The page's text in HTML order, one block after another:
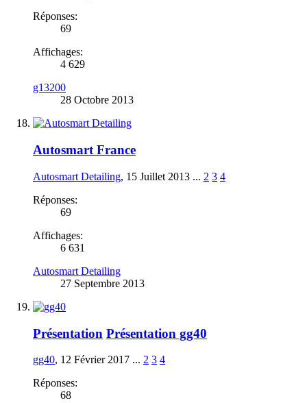
Réponses:
69
Affichages:
4 629
g13200
28 Octobre 2013
Autosmart France
Autosmart Detailing, 15 Juillet 2013 ... 2 3 4
Réponses:
69
Affichages:
6 631
Autosmart Detailing
27 Septembre 2013
Présentation Présentation gg40
gg40, 12 Février 2017 ... 2 3 4
Réponses:
68